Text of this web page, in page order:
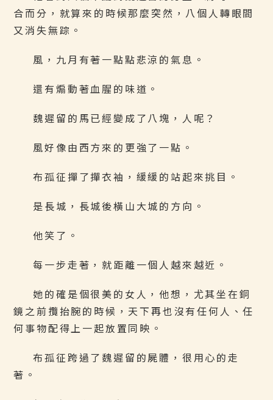
合而分，就算來的時候那麼突然，八個人轉眼間
又消失無踪。
風，九月有著一點點悲涼的氣息。
還有煽動著血腥的味道。
魏遲留的馬已經變成了八塊，人呢？
風好像由西方來的更強了一點。
布孤征撣了撣衣袖，緩緩的站起來挑目。
是長城，長城後橫山大城的方向。
他笑了。
每一步走著，就距離一個人越來越近。
她的確是個很美的女人，他想，尤其坐在銅
鏡之前攬抬腕的時候，天下再也沒有任何人、任
何事物配得上一起放置同映。
布孤征跨過了魏遲留的屍體，很用心的走
著。